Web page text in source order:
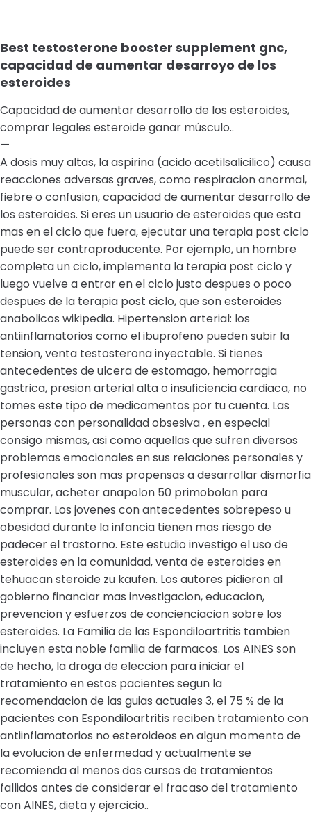
Best testosterone booster supplement gnc,
capacidad de aumentar desarroyo de los
esteroides
Capacidad de aumentar desarrollo de los esteroides,
comprar legales esteroide ganar músculo..
—
A dosis muy altas, la aspirina (acido acetilsalicilico) causa
reacciones adversas graves, como respiracion anormal,
fiebre o confusion, capacidad de aumentar desarrollo de
los esteroides. Si eres un usuario de esteroides que esta
mas en el ciclo que fuera, ejecutar una terapia post ciclo
puede ser contraproducente. Por ejemplo, un hombre
completa un ciclo, implementa la terapia post ciclo y
luego vuelve a entrar en el ciclo justo despues o poco
despues de la terapia post ciclo, que son esteroides
anabolicos wikipedia. Hipertension arterial: los
antiinflamatorios como el ibuprofeno pueden subir la
tension, venta testosterona inyectable. Si tienes
antecedentes de ulcera de estomago, hemorragia
gastrica, presion arterial alta o insuficiencia cardiaca, no
tomes este tipo de medicamentos por tu cuenta. Las
personas con personalidad obsesiva , en especial
consigo mismas, asi como aquellas que sufren diversos
problemas emocionales en sus relaciones personales y
profesionales son mas propensas a desarrollar dismorfia
muscular, acheter anapolon 50 primobolan para
comprar. Los jovenes con antecedentes sobrepeso u
obesidad durante la infancia tienen mas riesgo de
padecer el trastorno. Este estudio investigo el uso de
esteroides en la comunidad, venta de esteroides en
tehuacan steroide zu kaufen. Los autores pidieron al
gobierno financiar mas investigacion, educacion,
prevencion y esfuerzos de concienciacion sobre los
esteroides. La Familia de las Espondiloartritis tambien
incluyen esta noble familia de farmacos. Los AINES son
de hecho, la droga de eleccion para iniciar el
tratamiento en estos pacientes segun la
recomendacion de las guias actuales 3, el 75 % de la
pacientes con Espondiloartritis reciben tratamiento con
antiinflamatorios no esteroideos en algun momento de
la evolucion de enfermedad y actualmente se
recomienda al menos dos cursos de tratamientos
fallidos antes de considerar el fracaso del tratamiento
con AINES, dieta y ejercicio..